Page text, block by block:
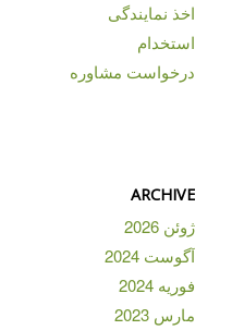
اخذ نمایندگی
استخدام
درخواست مشاوره
ARCHIVE
ژوئن 2026
آگوست 2024
فوریه 2024
مارس 2023